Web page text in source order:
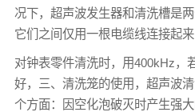
况下，超声波发生器和清洗槽是
它们之间仅用一根电缆线连接起来
对钟表零件清洗时，用400kHz，
好，三、清洗笼的使用，超声波
个方面：因空化泡破灭时产生强